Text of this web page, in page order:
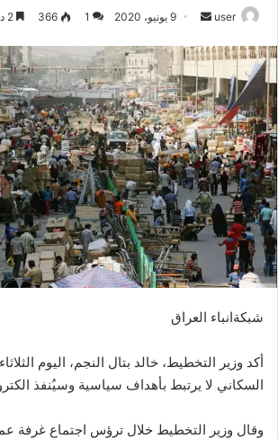
user
أرسل
إلكترونيا
9 يونيو، 2020 1
366
شبكةانباء العراق
أكد وزير التخطيط، خالد بتال النجم، اليوم
السكاني لا يرتبط بأهداف سياسية وسيُنفذ
وقال وزير التخطيط خلال ترؤس اجتماع غرفة